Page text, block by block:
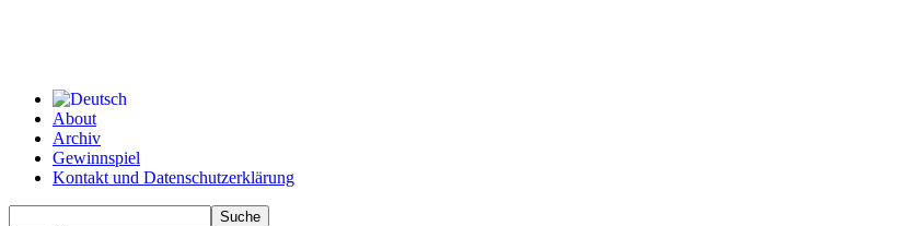
About
Archiv
Gewinnspiel
Kontakt und Datenschutzerklärung